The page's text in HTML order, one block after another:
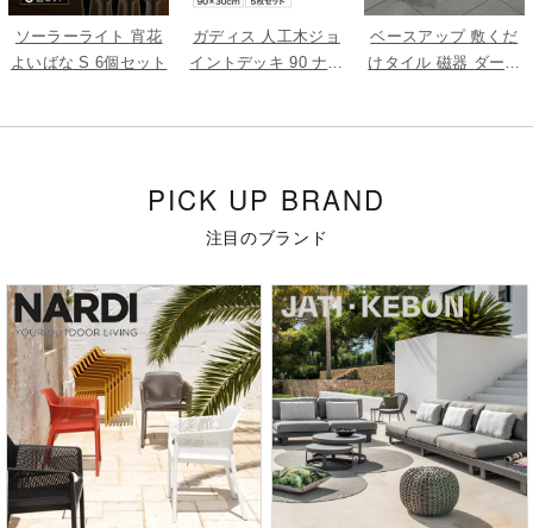
ソーラーライト 宵花
よいばな S 6個セット
ガディス 人工木ジョ
イントデッキ 90 ナチ
ベースアップ 敷くだ
けタイル 磁器 ダーク
PICK UP BRAND
注目のブランド